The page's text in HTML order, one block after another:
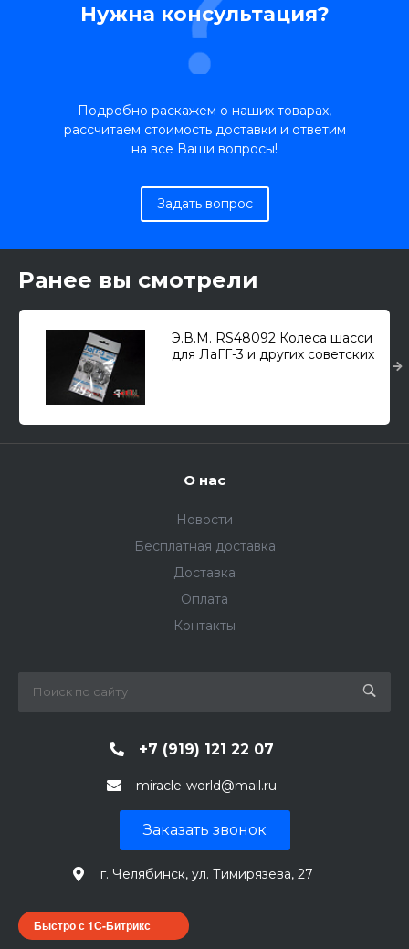
Нужна консультация?
Подробно раскажем о наших товарах,
рассчитаем стоимость доставки и ответим
на все Ваши вопросы!
Задать вопрос
Ранее вы смотрели
Э.В.М. RS48092 Колеса шасси
для ЛаГГ-3 и других советских
О нас
Новости
Бесплатная доставка
Доставка
Оплата
Контакты
+7 (919) 121 22 07
miracle-world@mail.ru
Заказать звонок
г. Челябинск, ул. Тимирязева, 27
Быстро с 1С-Битрикс